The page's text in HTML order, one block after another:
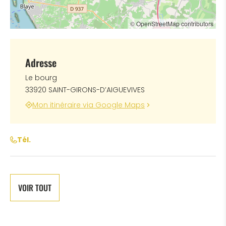
VOIR TOUT
© OpenStreetMap contributors
Adresse
Le bourg
33920 SAINT-GIRONS-D’AIGUEVIVES
Mon itinéraire via Google Maps
Tél.